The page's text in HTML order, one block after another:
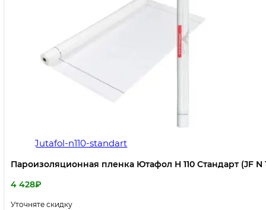
Jutafol-n110-standart
Пароизоляционная пленка Ютафол Н 110 Стандарт (JF N
4 428₽
Уточняте скидку